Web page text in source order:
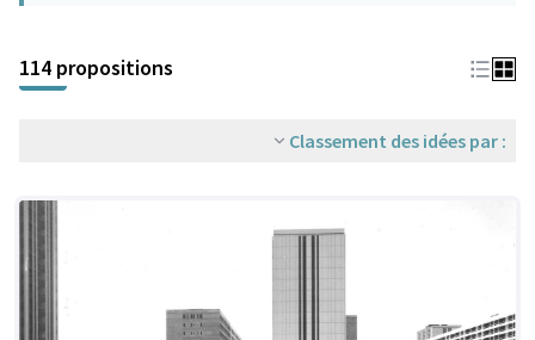
114 propositions
Classement des idées par :